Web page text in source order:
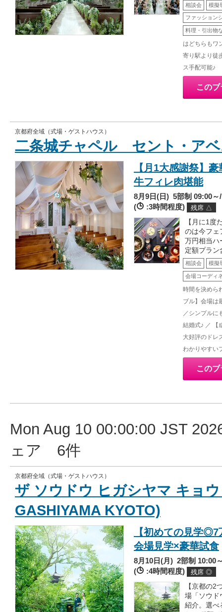
相談会 模擬
ファッション
料理・引出物
はどちらもワ
寄り駅より徒
ス手配可能♪
この
京都府全域（式場・ゲストハウス）
二条城チャペル セント・ア
【月1大感謝祭】
牛フィレ肉堪能
8月9日(日)5部制 09:00～/
(
:3時間程度) 残席 △
【月に1度
のは今フェ
万円相当ハ
定額プラン
相談会 模擬
会場コーディ
時間を決めら
ブル】会場は
／シンプルに
結婚式♪ ／ 【
大好評のドレ
わかりやすい
この
Mon Aug 10 00:00:00 JST
ェア 6件
京都府全域（式場・ゲストハウス）
ザ ソウドウ ヒガシヤマ キョ
GASHIYAMA KYOTO)
【初めての見学
会場見学×豪華試食
8月10日(月)2部制 10:00
(
:4時間程度) 残席 ◎
【京都の2
場「ソウド
紹介。選べ